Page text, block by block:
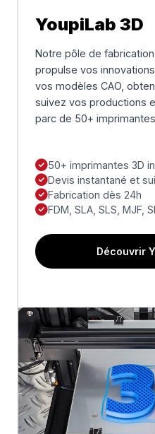
YoupiLab 3D
Notre pôle de
propulse vos
vos modèles CAO,
suivez vos productions
parc de 50+ imprimantes
50+ imprimantes 3D
Devis instantané et
Fabrication dès 24h
FDM, SLA, SLS, MJF,
Découvrir